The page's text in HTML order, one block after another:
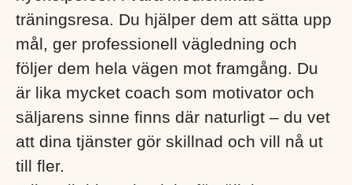
träningsresa. Du hjälper dem att sätta upp
mål, ger professionell vägledning och
följer dem hela vägen mot framgång. Du
är lika mycket coach som motivator och
säljarens sinne finns där naturligt – du vet
att dina tjänster gör skillnad och vill nå ut
till fler.